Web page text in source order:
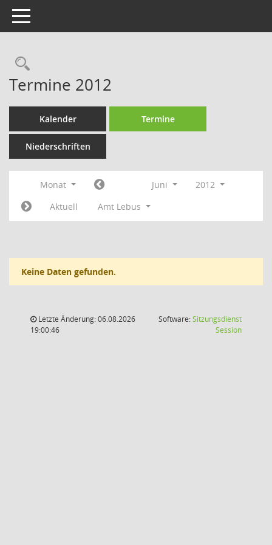
Toggle navigation
Rechercheauswahl
Termine 2012
Kalender Termine
Niederschriften
Monat Juni
2012
Aktuell
Amt Lebus
Keine Daten gefunden.
Letzte Änderung: 06.08.2026
19:00:46
Software:Sitzungsdienst
Session(Wird in